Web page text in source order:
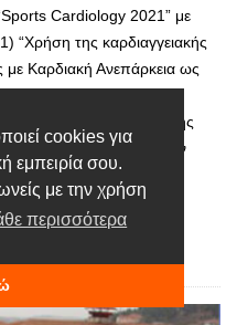
cookies για
εμπειρία σου.
με την χρήση
περισσότερα
Cardiology 2021” με
“Χρήση της καρδιαγγειακής
με Καρδιακή Ανεπάρκεια ως
μελέτη επίπτωσης
ευρημάτων κατά τον
και ενηλίκων